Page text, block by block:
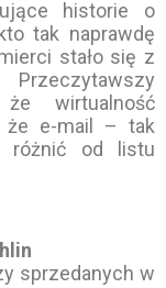
historie o
tak naprawdę
stało się z
wirtualność
że e-mail – tak
różnić od listu
sprzedanych w